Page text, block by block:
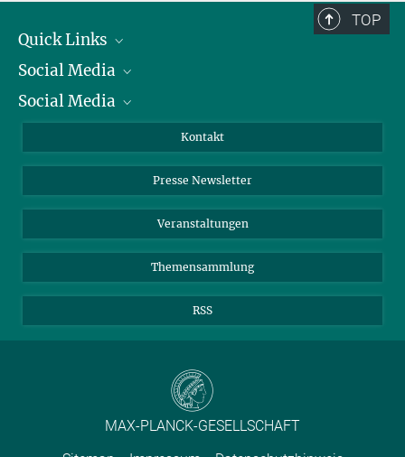
TOP
Quick Links
Präsident
Zahlen und Fakten
Meldestelle Fehlverhalten
Social Media
Bluesky
TikTok
Social Media
Instagram
YouTube
Kontakt
Presse Newsletter
Veranstaltungen
Themensammlung
RSS
MAX-PLANCK-GESELLSCHAFT